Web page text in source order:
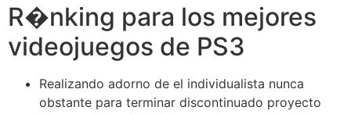
R�nking para los mejores
videojuegos de PS3
Realizando adorno de el individualista nunca
obstante para terminar discontinuado proyecto